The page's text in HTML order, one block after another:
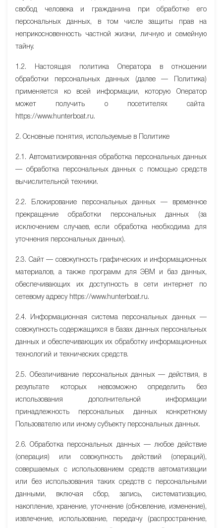
свобод человека и гражданина при обработке его
персональных данных, в том числе защиты прав на
неприкосновенность частной жизни, личную и семейную
тайну.
1.2. Настоящая политика Оператора в отношении
обработки персональных данных (далее — Политика)
применяется ко всей информации, которую Оператор
может получить о посетителях сайта
httpsː//www.hunterboat.ru.
2. Основные понятия, используемые в Политике
2.1. Автоматизированная обработка персональных данных
— обработка персональных данных с помощью средств
вычислительной техники.
2.2. Блокирование персональных данных — временное
прекращение обработки персональных данных (за
исключением случаев, если обработка необходима для
уточнения персональных данных).
2.3. Сайт — совокупность графических и информационных
материалов, а также программ для ЭВМ и баз данных,
обеспечивающих их доступность в сети интернет по
сетевому адресу httpsː//www.hunterboat.ru.
2.4. Информационная система персональных данных —
совокупность содержащихся в базах данных персональных
данных и обеспечивающих их обработку информационных
технологий и технических средств.
2.5. Обезличивание персональных данных — действия, в
результате которых невозможно определить без
использования дополнительной информации
принадлежность персональных данных конкретному
Пользователю или иному субъекту персональных данных.
2.6. Обработка персональных данных — любое действие
(операция) или совокупность действий (операций),
совершаемых с использованием средств автоматизации
или без использования таких средств с персональными
данными, включая сбор, запись, систематизацию,
накопление, хранение, уточнение (обновление, изменение),
извлечение, использование, передачу (распространение,